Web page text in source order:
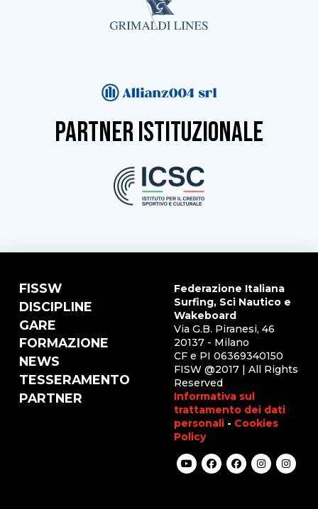
partner istituzionale
FISSW
DISCIPLINE
GARE
FORMAZIONE
NEWS
TESSERAMENTO
PARTNER
Federazione Italiana
Surfing, Sci Nautico e
Wakeboard
Via G.B. Piranesi, 46
20137 - Milano
CF e PI 06369340150
FISW @2017 | All Rights
Reserved
Informativa sul
trattamento dei dati
personali - Cookies
Policy